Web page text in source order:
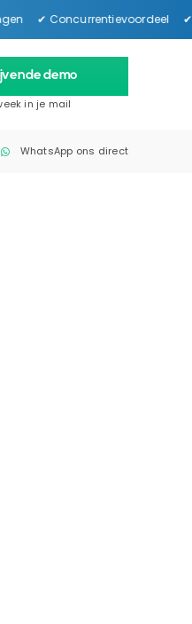
✔ Concurrentievoordeel ✔
demo
in je mail
WhatsApp ons direct